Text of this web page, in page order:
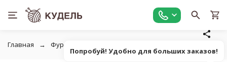
Главная Фурнитура для рукоделия
Попробуй! Удобно для больших заказов!